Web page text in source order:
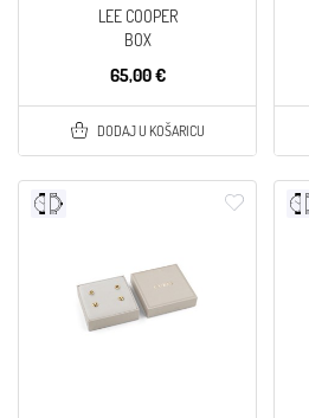
LEE COOPER
BOX
65,00 €
DODAJ U KOŠARICU